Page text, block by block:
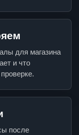
для магазина
и что
после